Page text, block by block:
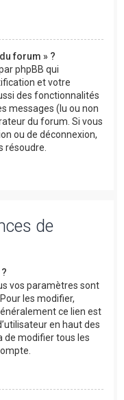
forum » ?
phpBB qui
et votre
des fonctionnalités
messages (lu ou non
du forum. Si vous
ou de déconnexion,
résoudre.
de
vos paramètres sont
les modifier,
ce lien est
en haut des
de modifier tous les